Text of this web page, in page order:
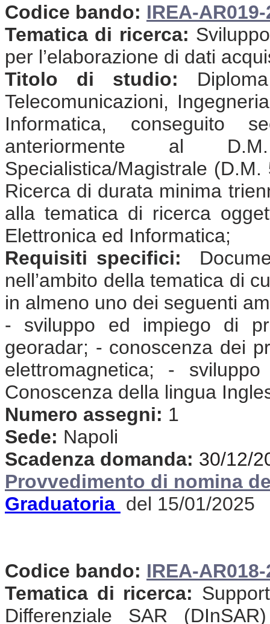
Codice bando: IREA-
Tematica di ricerca:
per l’elaborazione di dati
Titolo di studio:
Telecomunicazioni,
Informatica, conseguito
anteriormente al
Specialistica/Magistrale
Ricerca di durata minima
alla tematica di ricerca
Elettronica ed Informatica;
Requisiti specifici:
nell’ambito della tematica di
in almeno uno dei seguenti
- sviluppo ed impiego di
georadar; - conoscenza dei
elettromagnetica; -
Conoscenza della lingua
Numero assegni: 1
Sede: Napoli
Scadenza domanda: 30/12/
Provvedimento di nomina
Graduatoria del 15/01/2025
Codice bando: IREA-
Tematica di ricerca:
Differenziale SAR